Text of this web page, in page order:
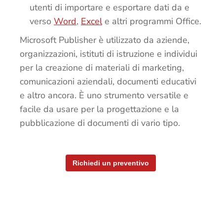
utenti di importare e esportare dati da e
verso Word, Excele altri programmi Office.
Microsoft Publisher è utilizzato da aziende,
organizzazioni, istituti di istruzione e individui
per la creazione di materiali di marketing,
comunicazioni aziendali, documenti educativi
e altro ancora. È uno strumento versatile e
facile da usare per la progettazione e la
pubblicazione di documenti di vario tipo.
Richiedi un preventivo